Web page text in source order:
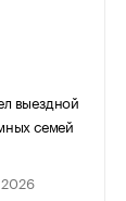
выездной
семей